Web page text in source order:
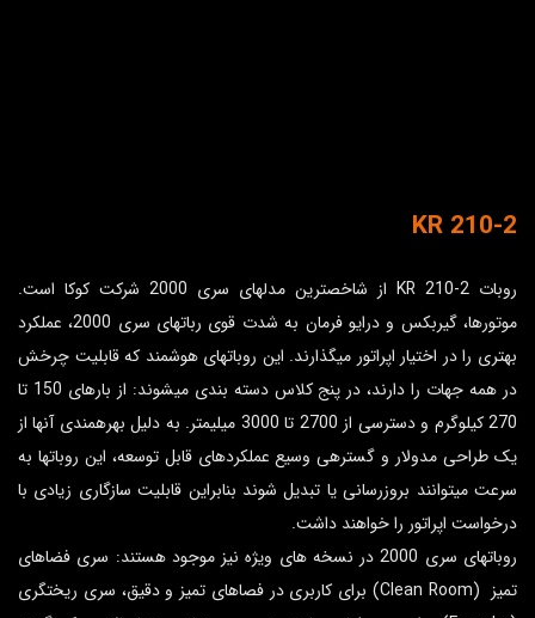
KR 210-2
روبات KR 210-2 از شاخص­ترین مدل­های سری 2000 شرکت کوکا است.
موتورها، گیربکس و درایو فرمان به شدت قوی ربات­های سری 2000، عملکرد
بهتری را در اختیار اپراتور می­گذارند. این روبات­های هوشمند که قابلیت چرخش
در همه جهات را دارند، در پنج کلاس دسته بندی می­شوند: از بارهای 150 تا
270 کیلوگرم و دسترسی از 2700 تا 3000 میلیمتر. به دلیل بهره­مندی آن­ها از
یک طراحی مدولار و گستره­ی وسیع عملکردهای قابل توسعه، این روبات­ها به
سرعت می­توانند بروزرسانی یا تبدیل شوند بنابراین قابلیت سازگاری زیادی با
درخواست اپراتور را خواهند داشت.
روباتهای سری 2000 در نسخه­ های ویژه نیز موجود هستند: سری فضاهای
تمیز (Clean Room) برای کاربری در فصاهای تمیز و دقیق، سری ریختگری